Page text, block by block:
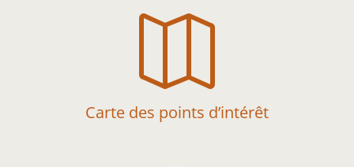

Carte des points d’intérêt